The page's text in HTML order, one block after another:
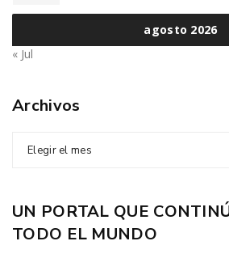
agosto 2026
« Jul
Archivos
Elegir el mes
UN PORTAL QUE
TODO EL MUNDO